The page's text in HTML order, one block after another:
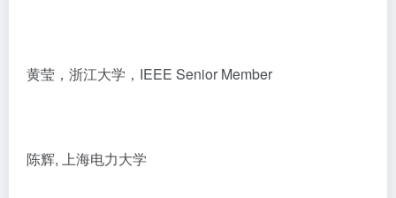
黄莹，浙江大学，IEEE Senior Member
陈辉, 上海电力大学